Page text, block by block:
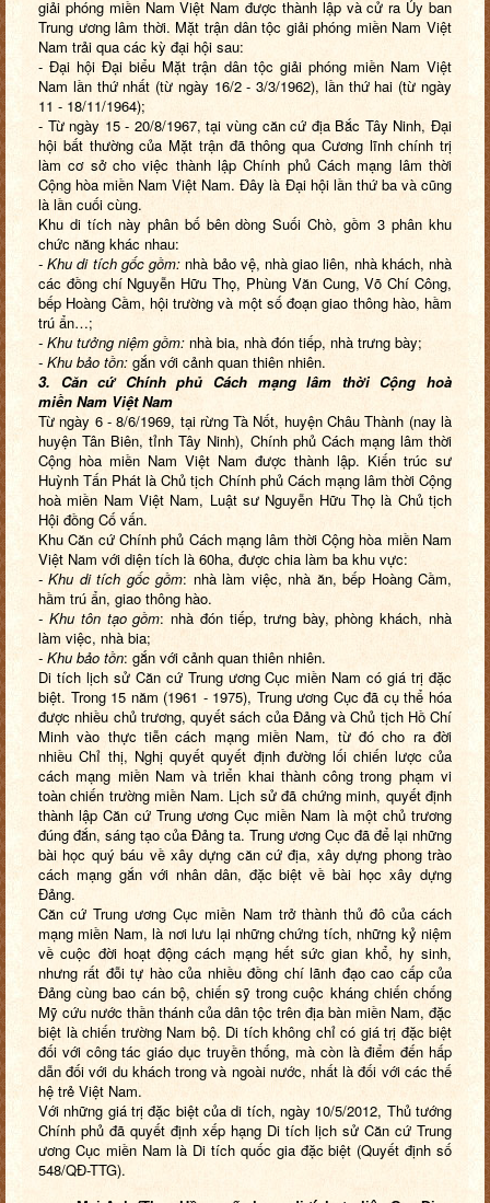
giải phóng miền Nam Việt Nam được thành lập và cử ra Ủy ban
Trung ương lâm thời. Mặt trận dân tộc giải phóng miền Nam Việt
Nam trải qua các kỳ đại hội sau:
- Đại hội Đại biểu Mặt trận dân tộc giải phóng miền Nam Việt
Nam lần thứ nhất (từ ngày 16/2 - 3/3/1962), lần thứ hai (từ ngày
11 - 18/11/1964);
- Từ ngày 15 - 20/8/1967, tại vùng căn cứ địa Bắc Tây Ninh, Đại
hội bất thường của Mặt trận đã thông qua Cương lĩnh chính trị
làm cơ sở cho việc thành lập Chính phủ Cách mạng lâm thời
Cộng hòa miền Nam Việt Nam. Đây là Đại hội lần thứ ba và cũng
là lần cuối cùng.
Khu di tích này phân bố bên dòng Suối Chò, gồm 3 phân khu
chức năng khác nhau:
- Khu di tích gốc gồm: nhà bảo vệ, nhà giao liên, nhà khách, nhà
các đồng chí Nguyễn Hữu Thọ, Phùng Văn Cung, Võ Chí Công,
bếp Hoàng Cầm, hội trường và một số đoạn giao thông hào, hầm
trú ẩn…;
- Khu tưởng niệm gồm: nhà bia, nhà đón tiếp, nhà trưng bày;
- Khu bảo tồn: gắn với cảnh quan thiên nhiên.
3. Căn cứ Chính phủ Cách mạng lâm thời Cộng hoà
miền Nam ViệtNam
Từ ngày 6 - 8/6/1969, tại rừng Tà Nốt, huyện Châu Thành (nay là
huyện Tân Biên, tỉnh Tây Ninh), Chính phủ Cách mạng lâm thời
Cộng hòa miền Nam Việt Nam được thành lập. Kiến trúc sư
Huỳnh Tấn Phát là Chủ tịch Chính phủ Cách mạng lâm thời Cộng
hoà miền Nam Việt Nam, Luật sư Nguyễn Hữu Thọ là Chủ tịch
Hội đồng Cố vấn.
Khu Căn cứ Chính phủ Cách mạng lâm thời Cộng hòa miền Nam
Việt Nam với diện tích là 60ha, được chia làm ba khu vực:
- Khu di tích gốc gồm: nhà làm việc, nhà ăn, bếp Hoàng Cầm,
hầm trú ẩn, giao thông hào.
- Khu tôn tạo gồm: nhà đón tiếp, trưng bày, phòng khách, nhà
làm việc, nhà bia;
- Khu bảo tồn: gắn với cảnh quan thiên nhiên.
Di tích lịch sử Căn cứ Trung ương Cục miền Nam có giá trị đặc
biệt. Trong 15 năm (1961 - 1975), Trung ương Cục đã cụ thể hóa
được nhiều chủ trương, quyết sách của Đảng và Chủ tịch Hồ Chí
Minh vào thực tiễn cách mạng miền Nam, từ đó cho ra đời
nhiềuChỉ thị, Nghị quyết quyết định đường lối chiến lược của
cách mạng miền Nam và triển khai thành công trong phạm vi
toàn chiến trường miền Nam. Lịch sử đã chứng minh, quyết định
thành lập Căn cứ Trung ương Cục miền Nam là một chủ trương
đúng đắn, sáng tạo của Đảng ta. Trung ương Cục đã để lại những
bài học quý báu về xây dựng căn cứ địa, xây dựng phong trào
cách mạng gắn với nhân dân, đặc biệt về bài học xây dựng
Đảng.
Căn cứ Trung ương Cục miền Nam trở thành thủ đô của cách
mạng miền Nam, là nơi lưu lại những chứng tích, những kỷ niệm
về cuộc đời hoạt động cách mạng hết sức gian khổ, hy sinh,
nhưng rất đỗi tự hào của nhiều đồng chí lãnh đạo cao cấp của
Đảng cùng bao cán bộ, chiến sỹ trong cuộc kháng chiến chống
Mỹ cứu nước thần thánh của dân tộc trên địa bàn miền Nam, đặc
biệt là chiến trường Nam bộ. Di tích không chỉ có giá trị đặc biệt
đối với công tác giáo dục truyền thống, mà còn là điểm đến hấp
dẫn đối với du khách trong và ngoài nước, nhất là đối với các thế
hệ trẻ Việt Nam.
Với những giá trị đặc biệt của di tích, ngày 10/5/2012, Thủ tướng
Chính phủ đã quyết định xếp hạng Di tích lịch sử Căn cứ Trung
ương Cục miền Nam là Di tích quốc gia đặc biệt (Quyết định số
548/QĐ-TTG).